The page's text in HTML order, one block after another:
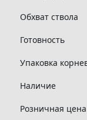
Обхват ствола
Готовность
Упаковка
Наличие
Розничная цена